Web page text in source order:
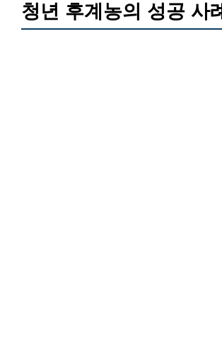
청년 후계농의 성공 사례